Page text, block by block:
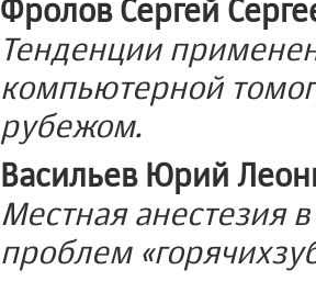
Фролов Сергей
Тенденции
компьютерной
рубежом.
Васильев Юрий
Местная анестезия
проблем